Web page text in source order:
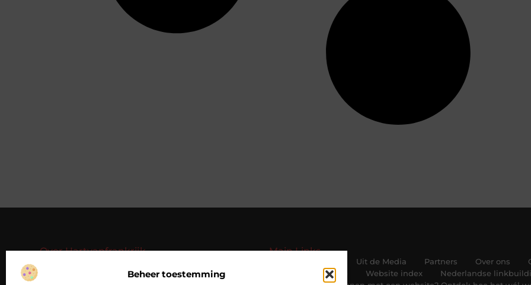
Beheer toestemming
Over Hartvanfrankrijk Main Links
Uit de Media Partners Over ons
Cookiebeleid (EU)
Website index
Nederlandse